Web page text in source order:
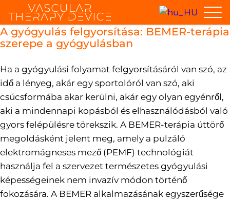
A gyógyulás felgyorsítása: BEMER-terápia
szerepe a gyógyulásban
Ha a gyógyulási folyamat felgyorsításáról van szó, az
idő a lényeg, akár egy sportolóról van szó, aki
csúcsformába akar kerülni, akár egy olyan egyénről,
aki a mindennapi kopásból és elhasználódásból való
gyors felépülésre törekszik. A BEMER-terápia úttörő
megoldásként jelent meg, amely a pulzáló
elektromágneses mező (PEMF) technológiát
használja fel a szervezet természetes gyógyulási
képességeinek nem invazív módon történő
fokozására. A BEMER alkalmazásának egyszerűsége